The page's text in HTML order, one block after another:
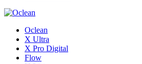
Oclean
X Ultra
X Pro Digital
Flow